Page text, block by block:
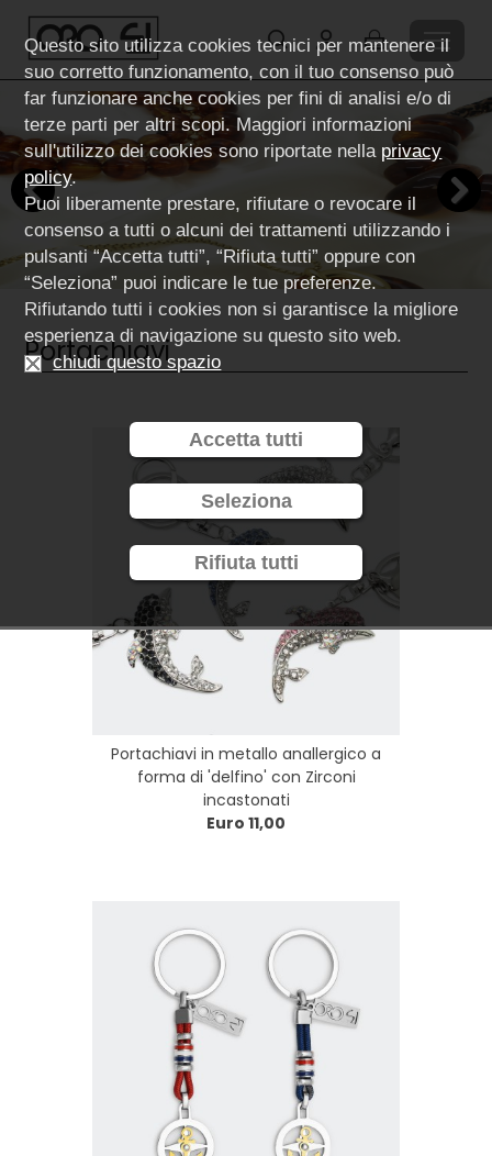
Previous Next
Portachiavi
Portachiavi in metallo anallergico a
forma di 'delfino' con Zirconi
incastonati
Euro 11,00
Questo sito utilizza cookies tecnici per mantenere il
suo corretto funzionamento, con il tuo consenso può
far funzionare anche cookies per fini di analisi e/o di
terze parti per altri scopi. Maggiori informazioni
sull'utilizzo dei cookies sono riportate nella privacy
policy.
Puoi liberamente prestare, rifiutare o revocare il
consenso a tutti o alcuni dei trattamenti utilizzando i
pulsanti “Accetta tutti”, “Rifiuta tutti” oppure con
“Seleziona” puoi indicare le tue preferenze.
Rifiutando tutti i cookies non si garantisce la migliore
esperienza di navigazione su questo sito web.
chiudi questo spazio
Accetta tutti
Seleziona
Rifiuta tutti